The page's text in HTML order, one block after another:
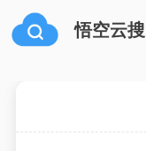
悟空云搜